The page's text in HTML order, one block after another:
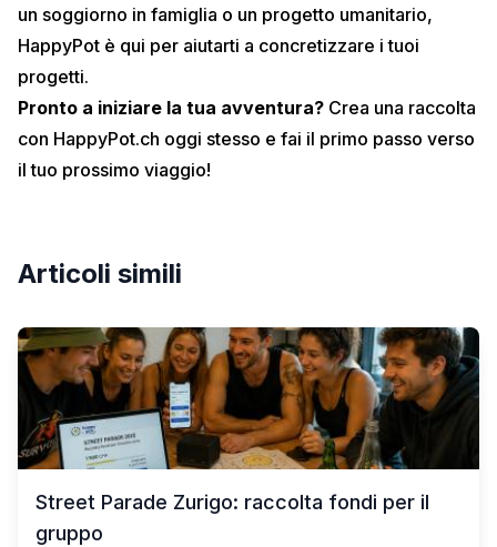
un soggiorno in famiglia o un progetto umanitario,
HappyPot è qui per aiutarti a concretizzare i tuoi
progetti.
Pronto a iniziare la tua avventura? Crea una raccolta
con HappyPot.ch oggi stesso e fai il primo passo verso
il tuo prossimo viaggio!
Articoli simili
Street Parade Zurigo: raccolta fondi per il
gruppo